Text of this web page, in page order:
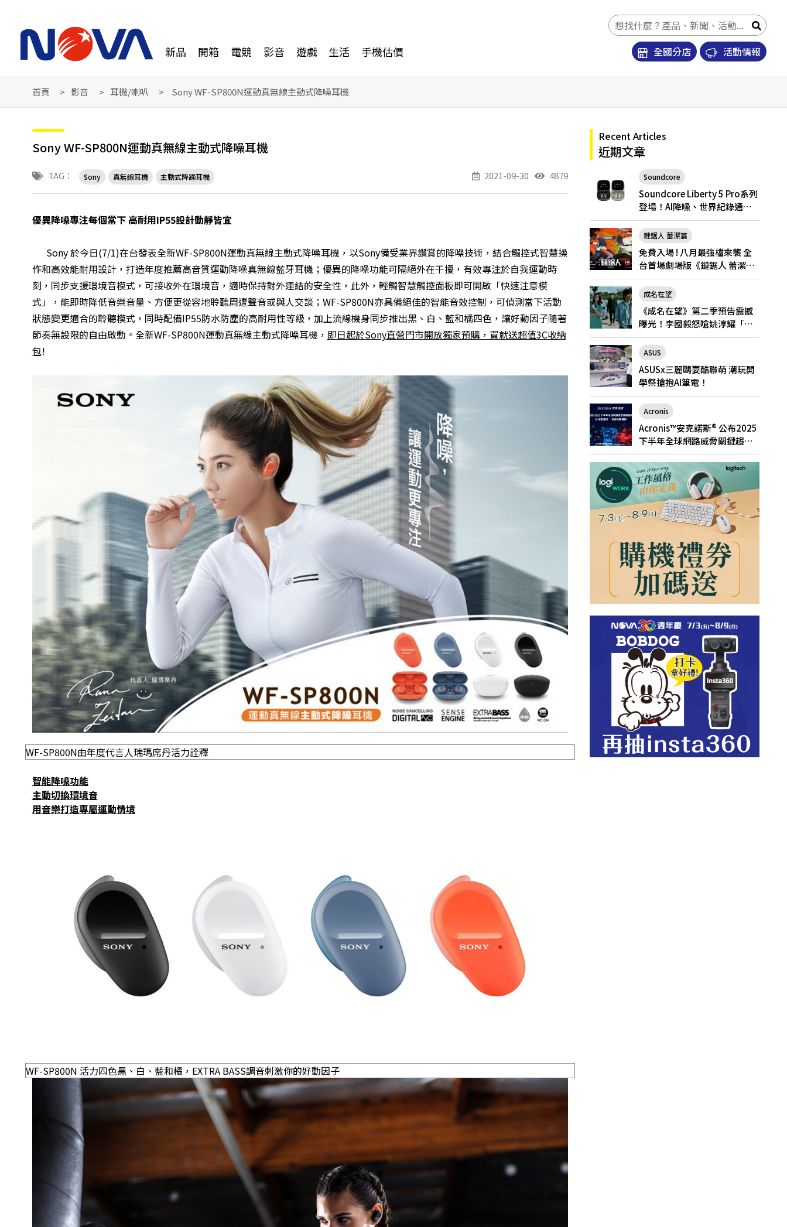
新品 開箱 電競 影音 遊戲 生活 手機估價 活動情報
全國分店
首頁 影音 耳機/喇叭 Sony WF-SP800N運動真無線主動式降噪耳機
Sony WF-SP800N運動真無線主動式降噪耳機
TAG： Sony 真無線耳機 主動式降躁耳機 2021-09-30 4879
優異降噪專注每個當下 高耐用IP55設計動靜皆宜
Sony 於今日(7/1)在台發表全新WF-SP800N運動真無線主動式降噪耳機，以Sony備受業界讚賞的降噪技術，結合觸控式智慧操
作和高效能耐用設計，打造年度推薦高音質運動降噪真無線藍牙耳機；優異的降噪功能可隔絕外在干擾，有效專注於自我運動時
刻，同步支援環境音模式，可接收外在環境音，適時保持對外連結的安全性，此外，輕觸智慧觸控面板即可開啟「快速注意模
式」，能即時降低音樂音量、方便更從容地聆聽周遭聲音或與人交談；WF-SP800N亦具備絕佳的智能音效控制，可偵測當下活動
狀態變更適合的聆聽模式，同時配備IP55防水防塵的高耐用性等級，加上流線機身同步推出黑、白、藍和橘四色，讓好動因子隨著
節奏無設限的自由啟動。全新WF-SP800N運動真無線主動式降噪耳機， 即日起於Sony直營門市開放獨家預購，買就送超值3C收納
包!
WF-SP800N由年度代言人瑞瑪席丹活力詮釋
智能降噪功能
主動切換環境音
用音樂打造專屬運動情境
WF-SP800N 活力四色黑、白、藍和橘，EXTRA BASS調音刺激你的好動因子
Recent Articles
近期文章
Soundcore
Soundcore Liberty 5 Pro
Soundcore Liberty 5 Pro系列
登場！AI降噪、世界紀錄通
話，Pro與Pro Max怎麼選？
鏈鋸人 蕾潔篇
免費入場 ! 八月最強檔來襲 全
台首場劇場版《鏈鋸人 蕾潔
篇》快閃店就在新光三越台北
南西一館8/6限定登場
成名在望
《成名在望》第二季預告震撼
曝光！李國毅怒嗆姚淳耀「當
邱家的狗」兄弟情決裂
ASUS
ASUSx三麗鷗耍酷聯萌 潮玩開
學祭搶抱AI筆電！
Acronis
Acronis™安克諾斯® 公布2025
下半年全球網路威脅關鍵趨
勢： AI 攻擊激增、勒索軟體猖
獗